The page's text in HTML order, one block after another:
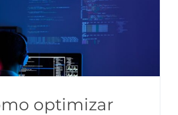
optimizar